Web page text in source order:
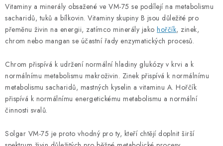
Vitaminy a minerály obsažené ve VM-75 se podílejí na metabolismu
sacharidů, tuků a bílkovin. Vitaminy skupiny B jsou důležité pro
přeměnu živin na energii, zatímco minerály jako hořčík, zinek,
chrom nebo mangan se účastní řady enzymatických procesů.
Chrom přispívá k udržení normální hladiny glukózy v krvi a k
normálnímu metabolismu makroživin. Zinek přispívá k normálnímu
metabolismu sacharidů, mastných kyselin a vitaminu A. Hořčík
přispívá k normálnímu energetickému metabolismu a normální
činnosti svalů.
Solgar VM-75 je proto vhodný pro ty, kteří chtějí doplnit širší